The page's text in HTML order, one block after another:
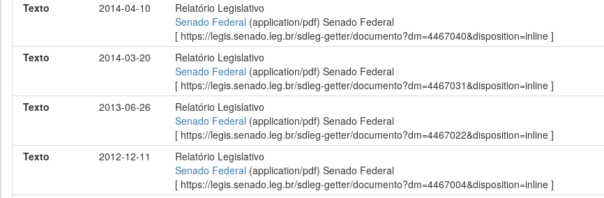
Texto
2014-04-10
Relatório Legislativo
Senado Federal (application/pdf) Senado Federal
[ https://legis.senado.leg.br/sdleg-getter/documento?dm=4467040&disposition=inline ]
Texto
2014-03-20
Relatório Legislativo
Senado Federal (application/pdf) Senado Federal
[ https://legis.senado.leg.br/sdleg-getter/documento?dm=4467031&disposition=inline ]
Texto
2013-06-26
Relatório Legislativo
Senado Federal (application/pdf) Senado Federal
[ https://legis.senado.leg.br/sdleg-getter/documento?dm=4467022&disposition=inline ]
Texto
2012-12-11
Relatório Legislativo
Senado Federal (application/pdf) Senado Federal
[ https://legis.senado.leg.br/sdleg-getter/documento?dm=4467004&disposition=inline ]